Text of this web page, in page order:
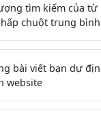
tìm kiếm của từ
chuột trung
bài viết bạn dự
website